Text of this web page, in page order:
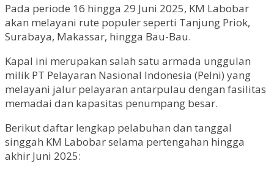
Pada periode 16 hingga 29 Juni 2025, KM Labobar
akan melayani rute populer seperti Tanjung Priok,
Surabaya, Makassar, hingga Bau-Bau.
Kapal ini merupakan salah satu armada unggulan
milik PT Pelayaran Nasional Indonesia (Pelni) yang
melayani jalur pelayaran antarpulau dengan fasilitas
memadai dan kapasitas penumpang besar.
Berikut daftar lengkap pelabuhan dan tanggal
singgah KM Labobar selama pertengahan hingga
akhir Juni 2025: